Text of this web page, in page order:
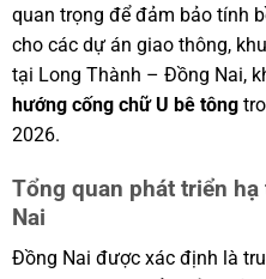
quan trọng để đảm bảo tính
cho các dự án giao thông,
tại Long Thành – Đồng Nai,
hướng cống chữ U bê tông
2026.
Tổng quan phát triển
Nai
Đồng Nai được xác định là